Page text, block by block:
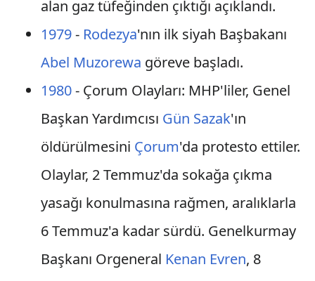
alan gaz tüfeğinden çıktığı açıklandı.
1979- Rodezya'nın ilk siyah Başbakanı
Abel Muzorewa göreve başladı.
1980- Çorum Olayları: MHP'liler, Genel
Başkan Yardımcısı Gün Sazak'ın
öldürülmesini Çorum'da protesto ettiler.
Olaylar, 2 Temmuz'da sokağa çıkma
yasağı konulmasına rağmen, aralıklarla
6 Temmuz'a kadar sürdü. Genelkurmay
Başkanı Orgeneral Kenan Evren, 8